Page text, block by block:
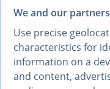
¿PREFIERE OTRO
Conozca
Con Research AI,
We and our
Use precise
characteristics for
information on a
and content,